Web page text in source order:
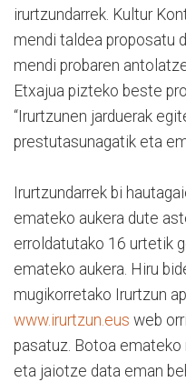
irurtzundarrek. Kultur
mendi taldea proposatu
mendi probaren
Etxajua pizteko beste
“Irurtzunen jarduerak
prestutasunagatik eta
Irurtzundarrek bi
emateko aukera dute
erroldatutako 16 urtetik
emateko aukera. Hiru
mugikorretako Irurtzun
www.irurtzun.eus web
pasatuz. Botoa emateko
eta jaiotze data eman